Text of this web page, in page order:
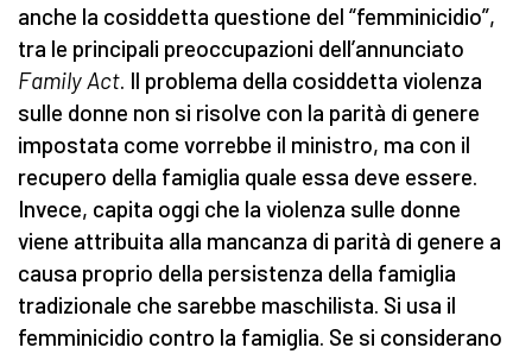
anche la cosiddetta questione del “femminicidio”,
tra le principali preoccupazioni dell’annunciato
Family Act. Il problema della cosiddetta violenza
sulle donne non si risolve con la parità di genere
impostata come vorrebbe il ministro, ma con il
recupero della famiglia quale essa deve essere.
Invece, capita oggi che la violenza sulle donne
viene attribuita alla mancanza di parità di genere a
causa proprio della persistenza della famiglia
tradizionale che sarebbe maschilista. Si usa il
femminicidio contro la famiglia. Se si considerano